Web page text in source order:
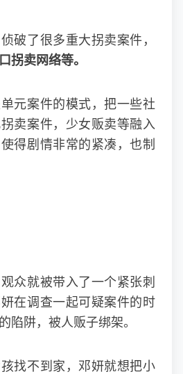
破了很多重大拐卖案件，
拐卖网络等。
元案件的模式，把一些社
卖案件，少女贩卖等融入
得剧情非常的紧凑，也制
众就被带入了一个紧张刺
在调查一起可疑案件的时
陷阱，被人贩子绑架。
找不到家，邓妍就想把小